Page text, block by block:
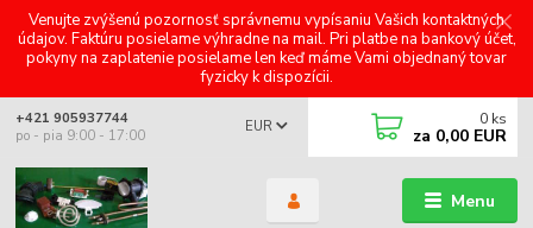
Venujte zvýšenú pozornosť správnemu vypísaniu Vašich kontaktných
údajov. Faktúru posielame výhradne na mail. Pri platbe na bankový účet,
pokyny na zaplatenie posielame len keď máme Vami objednaný tovar
fyzicky k dispozícii.
Menu
EUR
+421 905937744
po - pia 9:00 - 17:00
0 ks
za 0,00 EUR